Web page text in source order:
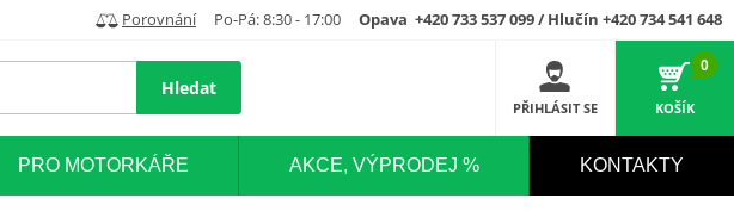
Porovnání Po-Pá: 8:30 - 17:00 Opava +420 733 537 099 / Hlučín +420 734 541 648
Hledat
PŘIHLÁSIT SE
0
KOŠÍK
PRO MOTORKÁŘE AKCE, VÝPRODEJ % KONTAKTY